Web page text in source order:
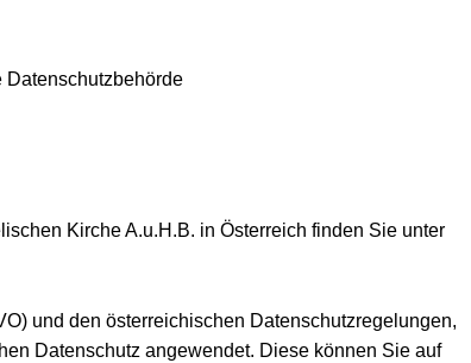
Datenschutzbehörde
Kirche A.u.H.B. in Österreich finden Sie unter
und den österreichischen Datenschutzregelungen,
Datenschutz angewendet. Diese können Sie auf